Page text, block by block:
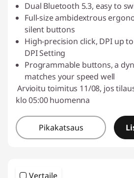
Dual Bluetooth 5.3, easy to
Full-size ambidextrous
silent buttons
High-precision click, DPI up
DPI Setting
Programmable buttons, a
matches your speed well
Arvioitu toimitus 11/08, jos
klo 05:00 huomenna
Pikakatsaus
Vertaile